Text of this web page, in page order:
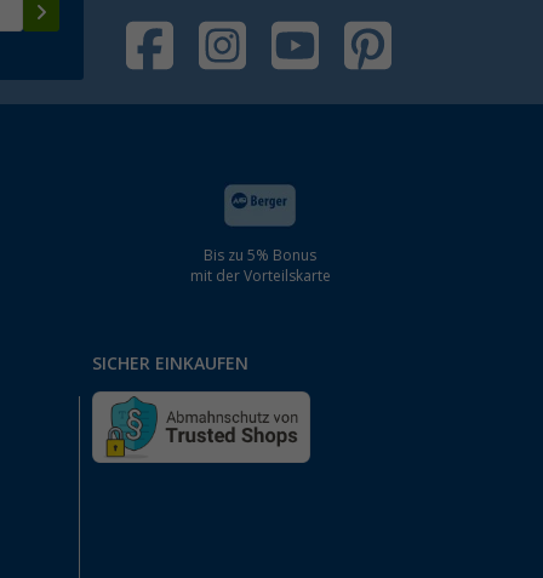
Bis zu 5% Bonus
mit der Vorteilskarte
SICHER EINKAUFEN